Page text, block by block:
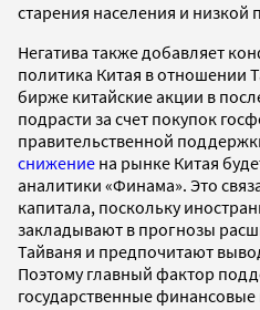
старения населения и низкой
Негатива также добавляет
политика Китая в отношении
бирже китайские акции в
подрасти за счет покупок
правительственной
снижение на рынке Китая
аналитики «Финама». Это
капитала, поскольку
закладывают в прогнозы
Тайваня и предпочитают
Поэтому главный фактор
государственные финансовые